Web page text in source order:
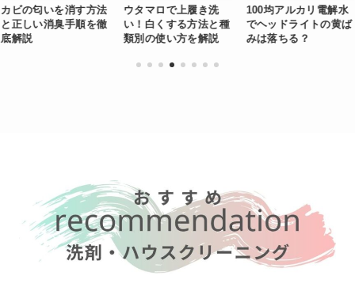
カビの匂いを消す方法
と正しい消臭手順を徹
底解説
ウタマロで上履き洗
い！白くする方法と種
類別の使い方を解説
100均アルカリ電解水
でヘッドライトの黄ば
みは落ちる？